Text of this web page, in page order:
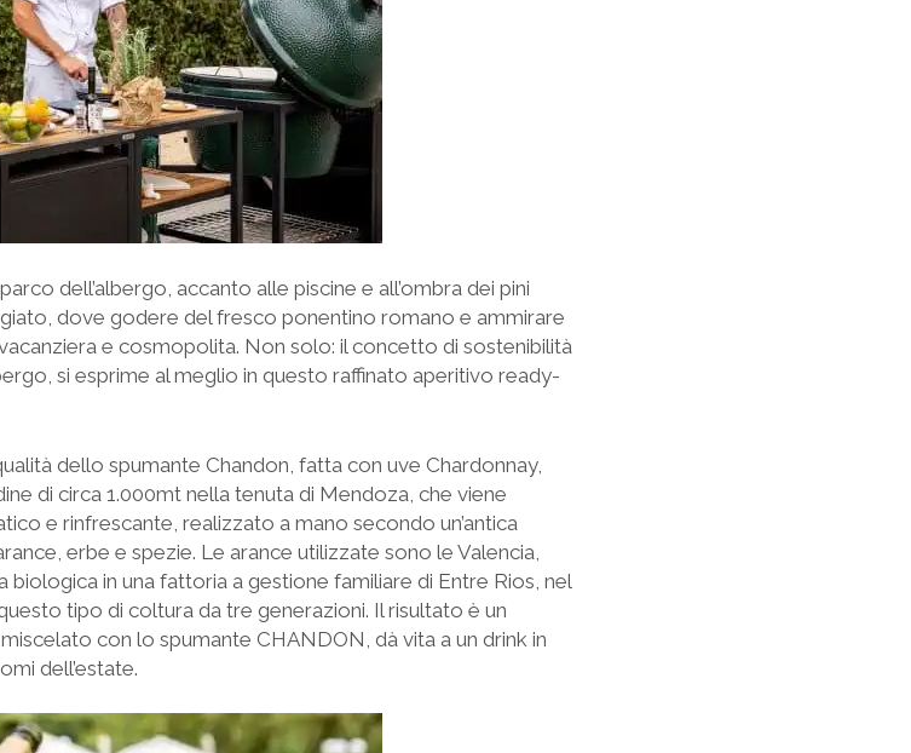
dell’albergo, accanto alle piscine e all’ombra dei pini
dove godere del fresco ponentino romano e ammirare
e cosmopolita. Non solo: il concetto di sostenibilità
si esprime al meglio in questo raffinato aperitivo ready-
dello spumante Chandon, fatta con uve Chardonnay,
di circa 1.000mt nella tenuta di Mendoza, che viene
e rinfrescante, realizzato a mano secondo un’antica
erbe e spezie. Le arance utilizzate sono le Valencia,
biologica in una fattoria a gestione familiare di Entre Rios, nel
tipo di coltura da tre generazioni. Il risultato è un
con lo spumante CHANDON, dà vita a un drink in
dell’estate.